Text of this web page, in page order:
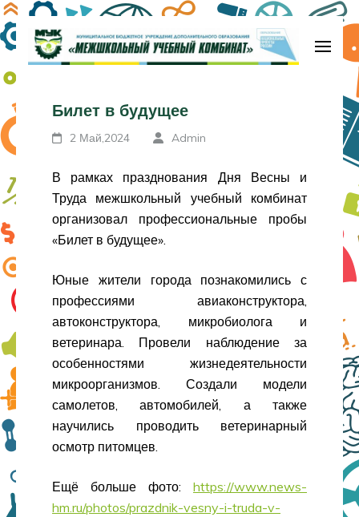
Перейти
к
содержимому
Enter)комбинат»
Билет в будущее
2 Май,2024 Admin
В рамках празднования Дня Весны и
Труда межшкольный учебный комбинат
организовал профессиональные пробы
«Билет в будущее».
Юные жители города познакомились с
профессиями авиаконструктора,
автоконструктора, микробиолога и
ветеринара. Провели наблюдение за
особенностями жизнедеятельности
микроорганизмов. Создали модели
самолетов, автомобилей, а также
научились проводить ветеринарный
осмотр питомцев.
Ещё больше фото: https://www.news-
hm.ru/photos/prazdnik-vesny-i-truda-v-